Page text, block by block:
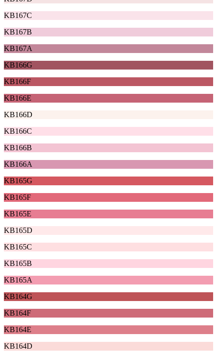
KB167C
KB167B
KB167A
KB166G
KB166F
KB166E
KB166D
KB166C
KB166B
KB166A
KB165G
KB165F
KB165E
KB165D
KB165C
KB165B
KB165A
KB164G
KB164F
KB164E
KB164D